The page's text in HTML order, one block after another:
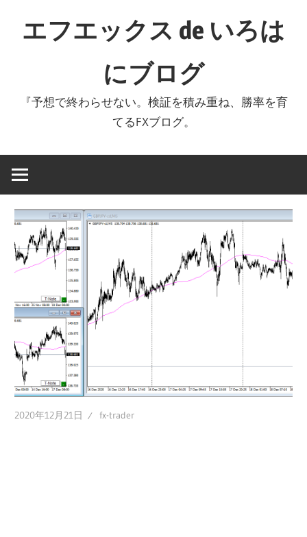
エフエックス de いろは
にブログ
『予想で終わらせない。検証を積み重ね、勝率を育
てるFXブログ。
2020年12月21日 fx-trader